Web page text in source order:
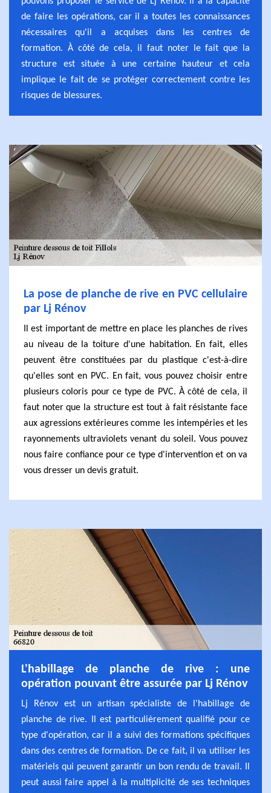
de faire les opérations, car il a toutes les connaissances
nécessaires qu'il a acquises dans les centres de
formation. À côté de cela, il faut noter le fait que la
structure est située à une certaine hauteur et cela
implique le fait de se protéger correctement contre les
risques de blessures.
La pose de planche de rive en PVC cellulaire
par Lj Rénov
Il est important de mettre en place les planches de rives
au niveau de la toiture d'une habitation. En fait, elles
peuvent être constituées par du plastique c'est-à-dire
qu'elles sont en PVC. En fait, vous pouvez choisir entre
plusieurs coloris pour ce type de PVC. À côté de cela, il
faut noter que la structure est tout à fait résistante face
aux agressions extérieures comme les intempéries et les
rayonnements ultraviolets venant du soleil. Vous pouvez
nous faire confiance pour ce type d'intervention et on va
vous dresser un devis gratuit.
L'habillage de planche de rive : une
opération pouvant être assurée par Lj Rénov
Lj Rénov est un artisan spécialiste de l'habillage de
planche de rive. Il est particulièrement qualifié pour ce
type d'opération, car il a suivi des formations spécifiques
dans des centres de formation. De ce fait, il va utiliser les
matériels qui peuvent garantir un bon rendu de travail. Il
peut aussi faire appel à la multiplicité de ses techniques